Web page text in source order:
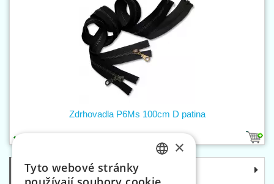
Zdrhovadla P6Ms 100cm D patina
Kategorie
×
Tyto webové stránky